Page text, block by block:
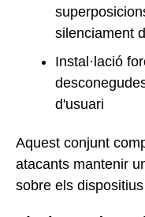
silenciament
Instal·lació
d'usuari
Aquest conjunt
atacants mantenir
sobre els